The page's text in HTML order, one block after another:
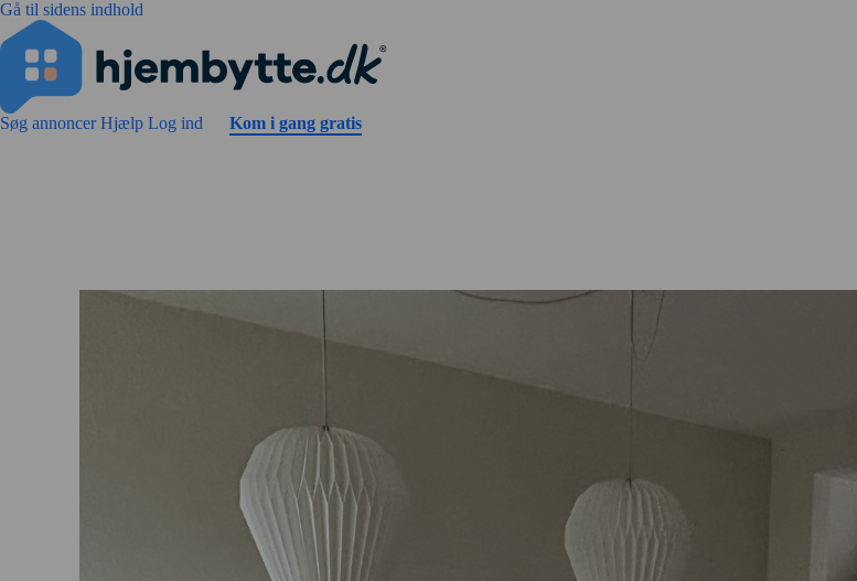
Gå til sidens indhold
Søg annoncerHjælp Log ind Kom i gang gratis